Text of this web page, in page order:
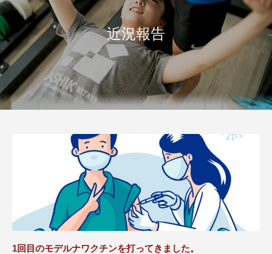
近況報告
1回目のモデルナワクチンを打ってきました。